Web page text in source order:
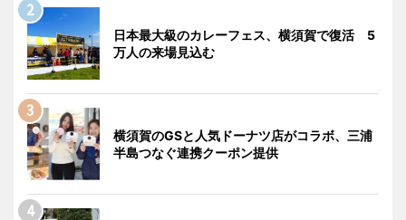
日本最大級のカレーフェス、横須賀で復活 5
万人の来場見込む
横須賀のGSと人気ドーナツ店がコラボ、三浦
半島つなぐ連携クーポン提供